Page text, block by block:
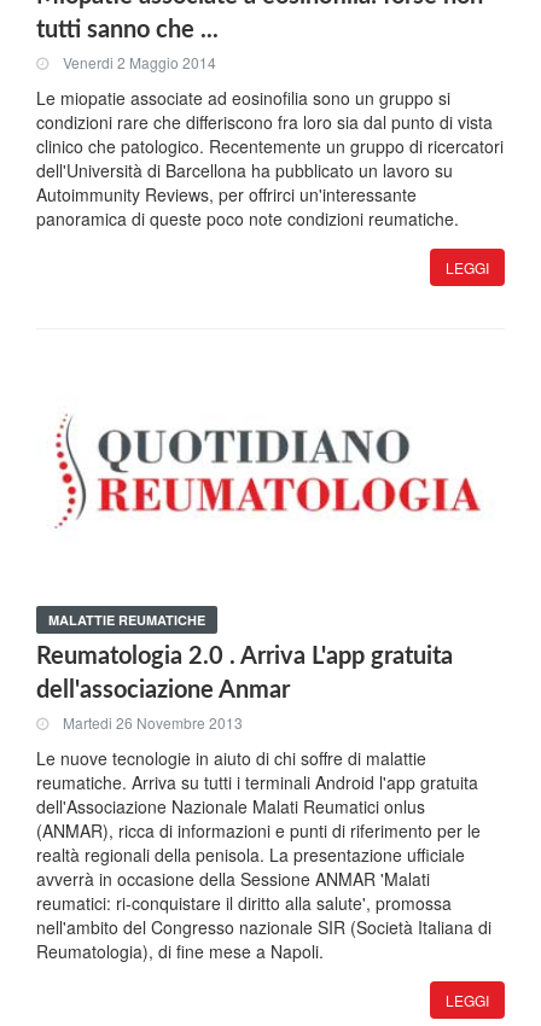
tutti sanno che ...
Venerdi 2 Maggio 2014
Le miopatie associate ad eosinofilia sono un gruppo si
condizioni rare che differiscono fra loro sia dal punto di vista
clinico che patologico. Recentemente un gruppo di ricercatori
dell'Università di Barcellona ha pubblicato un lavoro su
Autoimmunity Reviews, per offrirci un'interessante
panoramica di queste poco note condizioni reumatiche.
LEGGI
MALATTIE REUMATICHE
Reumatologia 2.0 . Arriva L'app gratuita
dell'associazione Anmar
Martedi 26 Novembre 2013
Le nuove tecnologie in aiuto di chi soffre di malattie
reumatiche. Arriva su tutti i terminali Android l'app gratuita
dell'Associazione Nazionale Malati Reumatici onlus
(ANMAR), ricca di informazioni e punti di riferimento per le
realtà regionali della penisola. La presentazione ufficiale
avverrà in occasione della Sessione ANMAR 'Malati
reumatici: ri-conquistare il diritto alla salute', promossa
nell'ambito del Congresso nazionale SIR (Società Italiana di
Reumatologia), di fine mese a Napoli.
LEGGI